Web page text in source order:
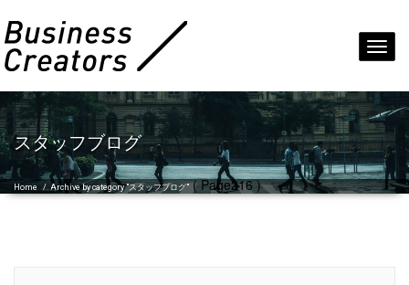
スタッフブログ
Home /Archive by category "スタッフブログ"( Page216 )